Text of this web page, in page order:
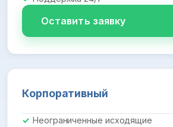
Оставить заявку
Корпоративный
Неограниченные исходящие